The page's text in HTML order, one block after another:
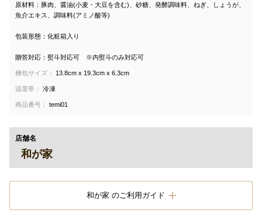
原材料：豚肉、醤油(小麦・大豆を含む)、砂糖、発酵調味料、ねぎ、しょうが、
魚介エキス、調味料(アミノ酸等)
包装形態：化粧箱入り
贈答対応：熨斗対応可 ※内熨斗のみ対応可
梱包サイズ： 13.8cm x 19.3cm x 6.3cm
温度帯： 冷凍
商品番号： temi01
店舗名
和が家
和が家 のご利用ガイド